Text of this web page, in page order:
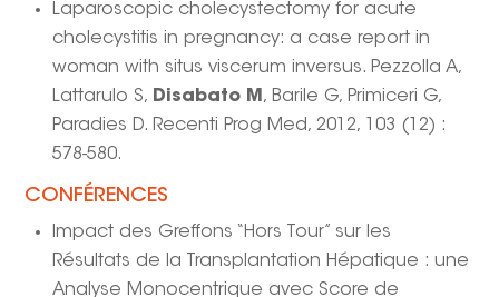
Laparoscopic cholecystectomy for acute
cholecystitis in pregnancy: a case report in
woman with situs viscerum inversus. Pezzolla A,
Lattarulo S, Disabato M , Barile G, Primiceri G,
Paradies D. Recenti Prog Med, 2012, 103 (12) :
578-580.
CONFÉRENCES
Impact des Greffons “Hors Tour” sur les
Résultats de la Transplantation Hépatique : une
Analyse Monocentrique avec Score de